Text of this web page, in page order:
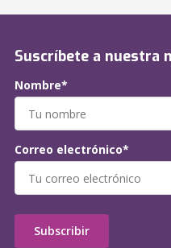
Suscríbete a nuestra
Nombre*
Correo electrónico*
Subscribir